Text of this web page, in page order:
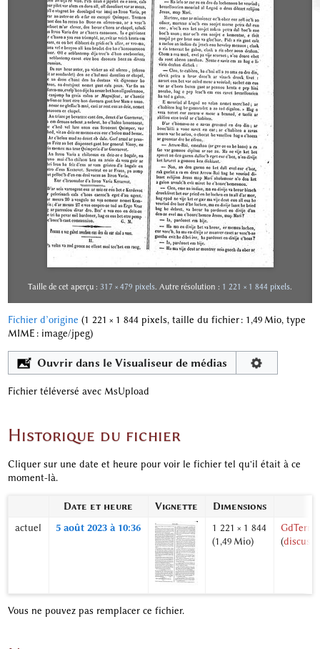
Taille de cet aperçu : 317 × 479 pixels. Autre résolution : 1 221 × 1 844 pixels.
Fichier d’origine (1 221 × 1 844 pixels, taille du fichier : 1,49 Mio, type
MIME : image/jpeg)
Ouvrir dans le Visualiseur de médias
Fichier téléversé avec MsUpload
Historique du fichier
Cliquer sur une date et heure pour voir le fichier tel qu'il était à ce
moment-là.
Date et heure Vignette Dimensions
actuel
5 août 2023 à 10:36
1 221 × 1 844
(1,49 Mio)
(
Vous ne pouvez pas remplacer ce fichier.